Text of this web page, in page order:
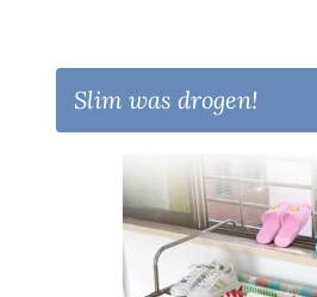
Slim was drogen!